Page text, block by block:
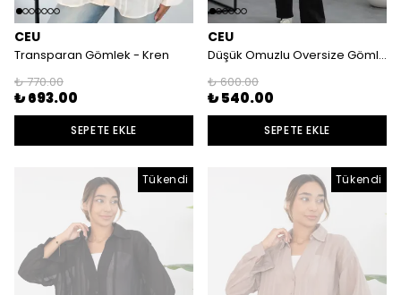
CEU
Transparan Gömlek - Kren
₺ 770.00
₺ 693.00
SEPETE EKLE
CEU
Düşük Omuzlu Oversize Gömlek - Beyaz
₺ 600.00
₺ 540.00
SEPETE EKLE
Tükendi Tükendi
Tükendi